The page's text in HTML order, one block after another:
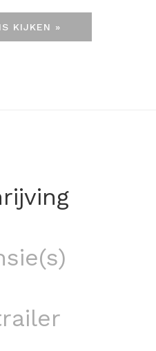
KIJKEN »